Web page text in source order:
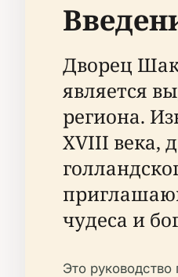
Дворец
является
региона.
XVIII века,
чудеса и
Это